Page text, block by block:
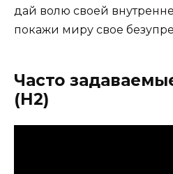
дай волю своей
покажи миру свое
Часто
(H2)